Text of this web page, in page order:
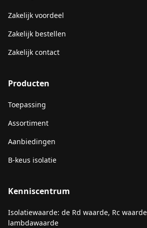
Zakelijk voordeel
Zakelijk bestellen
Zakelijk contact
Producten
Toepassing
Assortiment
Aanbiedingen
B-keus isolatie
Kenniscentrum
Isolatiewaarde: de Rd waarde, Rc
lambdawaarde